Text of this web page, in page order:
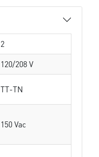
2
120/208 V
TT-TN
150 Vac